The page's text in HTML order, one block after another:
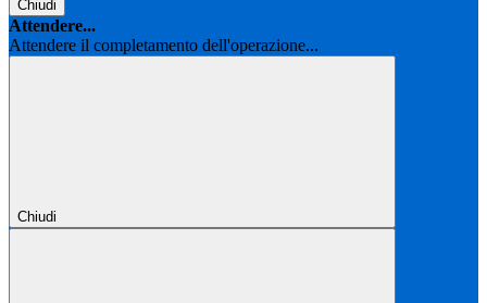
Chiudi
Attendere...
Attendere il completamento dell'operazione...
Chiudi